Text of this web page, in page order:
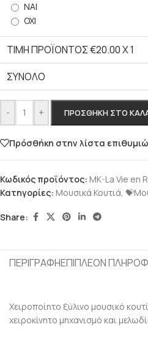
ΝΑΙ
ΟΧΙ
ΤΙΜΗ ΠΡΟΪΟΝΤΟΣ €20.00X 1
ΣΎΝΟΛΟ
- + ΠΡΟΣΘΉΚΗ ΣΤΟ
Πρόσθήκη στην λίστα
Κωδικός προϊόντος: MK-La Vie en
Κατηγορίες: Μουσικά Κουτιά,
Share:
ΠΕΡΙΓΡΑΦΉΕΠΙΠΛΈΟΝ
Χειροποίητο ξύλινο μουσικό
χειροκίνητο μηχανισμό και